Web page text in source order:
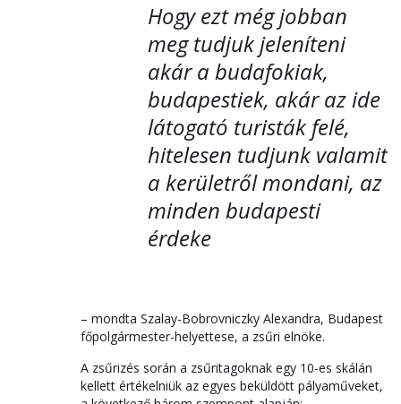
Hogy ezt még jobban
meg tudjuk jeleníteni
akár a budafokiak,
budapestiek, akár az ide
látogató turisták felé,
hitelesen tudjunk valamit
a kerületről mondani, az
minden budapesti
érdeke
– mondta Szalay-Bobrovniczky Alexandra, Budapest
főpolgármester-helyettese, a zsűri elnöke.
A zsűrizés során a zsűritagoknak egy 10-es skálán
kellett értékelniük az egyes beküldött pályaműveket,